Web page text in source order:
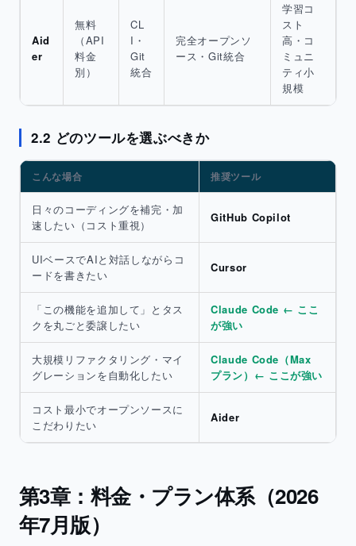
Aid
er
無料
（API
料金
別）
CL
I・
Git
統合
完全オープンソ
ース・Git統合
学習コ
スト
高・コ
ミュニ
ティ小
規模
2.2 どのツールを選ぶべきか
こんな場合 推奨ツール
日々のコーディングを補完・加
速したい（コスト重視）
GitHub Copilot
UIベースでAIと対話しながらコ
ードを書きたい
Cursor
「この機能を追加して」とタス
クを丸ごと委譲したい
Claude Code ← ここ
が強い
大規模リファクタリング・マイ
グレーションを自動化したい
Claude Code（Max
プラン）← ここが強い
コスト最小でオープンソースに
こだわりたい
Aider
第3章：料金・プラン体系（2026
年7月版）